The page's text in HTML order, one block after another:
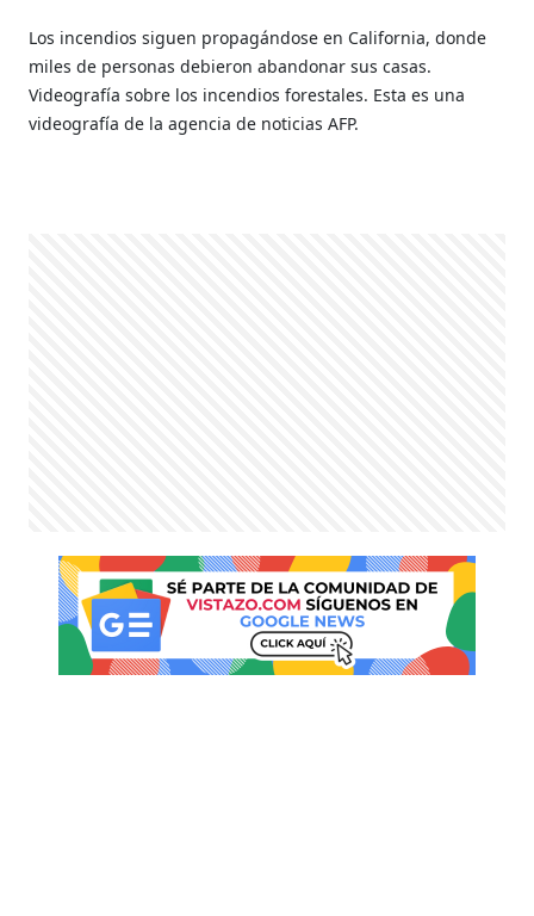
Los incendios siguen propagándose en California, donde
miles de personas debieron abandonar sus casas.
Videografía sobre los incendios forestales. Esta es una
videografía de la agencia de noticias AFP.